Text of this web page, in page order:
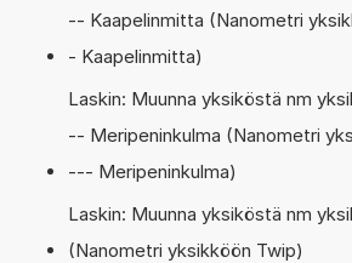
-- Kaapelinmitta (Nanometri
- Kaapelinmitta)
Laskin: Muunna yksiköstä nm
-- Meripeninkulma (Nanometri
--- Meripeninkulma)
Laskin: Muunna yksiköstä nm
(Nanometri yksikköön Twip)